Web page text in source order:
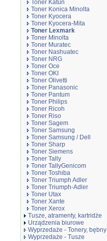
Toner Katun
Toner Konica Minolta
Toner Kyocera
Toner Kyocera-Mita
Toner Lexmark
Toner Minolta
Toner Muratec
Toner Nashuatec
Toner NRG
Toner Oce
Toner OKI
Toner Olivetti
Toner Panasonic
Toner Pantum
Toner Philips
Toner Ricoh
Toner Riso
Toner Sagem
Toner Samsung
Toner Samsung / Dell
Toner Sharp
Toner Siemens
Toner Tally
Toner TallyGenicom
Toner Toshiba
Toner Triumph Adler
Toner Triumph-Adler
Toner Utax
Toner Xante
Toner Xerox
Tusze, atramenty, kartridże
Urządzenia biurowe
Wyprzedaże - Tonery, bębny
Wyprzedaże - Tusze